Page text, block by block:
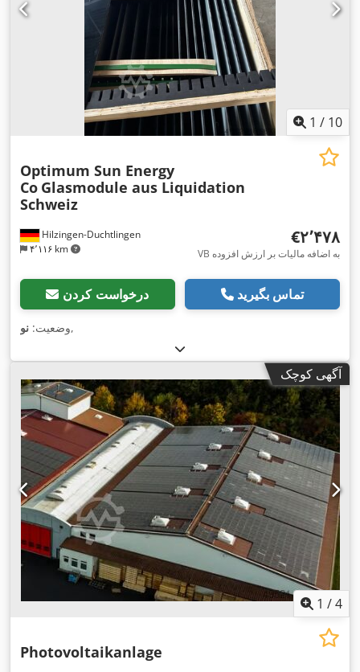
1 / 10
Hilzingen-Duchtlingen
۴٬۱۱۶ km
Optimum Sun Energy
Co Glasmodule aus Liquidation
Schweiz
‎€۲٬۴۷۸
VB به اضافه مالیات بر ارزش افزوده
درخواست کردن تماس بگیرید
وضعیت: نو ,
آگهی کوچک
1 /4
Photovoltaikanlage